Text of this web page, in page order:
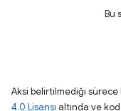
Bu
Aksi belirtilmediği sürece
4.0 Lisansı altında ve